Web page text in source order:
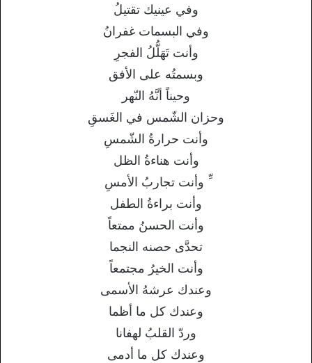
وفي عينيك تقتيلُ
وفي البسمات غفرانُ
وأنت تَهَلُّلُ الفجرِ
وبسمتُه على الأفق
وحيناً أنَّهُ النّهر
وحزان الشّمس في الغَسقِ
وأنت حرارةُ الشّمسِ
وأنت هناءةُ الظل
ِّ وأنت تجاربُ الأمسِ
وأنت براءةُ الطفل
وأنت الحسنُ ممتعاً
تحدَّى حصنه النجما
وأنت الخيرُ مجتمعاً
وعندك عرشهُ الأسمى
وعندك كل ما أظما
وردّ القلبُ لهفانا
وعندك كل ما أدمى